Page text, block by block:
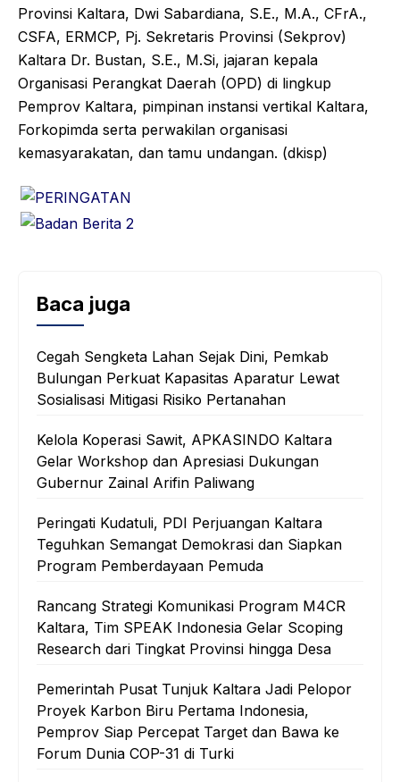
Provinsi Kaltara, Dwi Sabardiana, S.E., M.A., CFrA.,
CSFA, ERMCP, Pj. Sekretaris Provinsi (Sekprov)
Kaltara Dr. Bustan, S.E., M.Si, jajaran kepala
Organisasi Perangkat Daerah (OPD) di lingkup
Pemprov Kaltara, pimpinan instansi vertikal Kaltara,
Forkopimda serta perwakilan organisasi
kemasyarakatan, dan tamu undangan. (dkisp)
Baca juga
Cegah Sengketa Lahan Sejak Dini, Pemkab
Bulungan Perkuat Kapasitas Aparatur Lewat
Sosialisasi Mitigasi Risiko Pertanahan
Kelola Koperasi Sawit, APKASINDO Kaltara
Gelar Workshop dan Apresiasi Dukungan
Gubernur Zainal Arifin Paliwang
Peringati Kudatuli, PDI Perjuangan Kaltara
Teguhkan Semangat Demokrasi dan Siapkan
Program Pemberdayaan Pemuda
Rancang Strategi Komunikasi Program M4CR
Kaltara, Tim SPEAK Indonesia Gelar Scoping
Research dari Tingkat Provinsi hingga Desa
Pemerintah Pusat Tunjuk Kaltara Jadi Pelopor
Proyek Karbon Biru Pertama Indonesia,
Pemprov Siap Percepat Target dan Bawa ke
Forum Dunia COP-31 di Turki